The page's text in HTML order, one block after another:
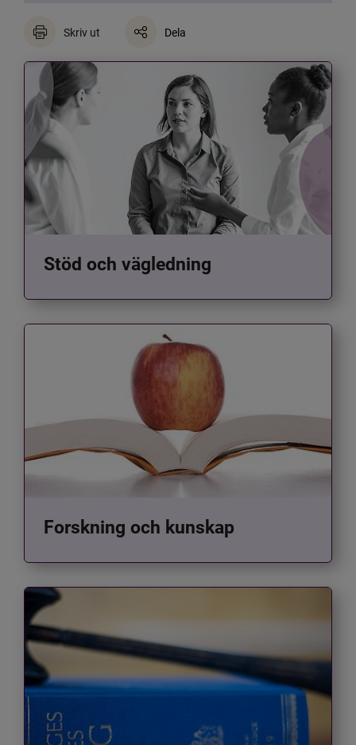
Skriv ut Dela
Stöd och vägledning
Forskning och kunskap